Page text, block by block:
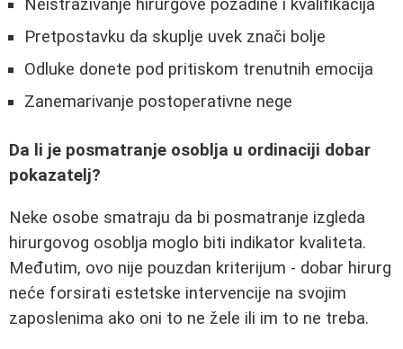
Neistraživanje hirurgove pozadine i kvalifikacija
Pretpostavku da skuplje uvek znači bolje
Odluke donete pod pritiskom trenutnih emocija
Zanemarivanje postoperativne nege
Da li je posmatranje osoblja u ordinaciji dobar
pokazatelj?
Neke osobe smatraju da bi posmatranje izgleda
hirurgovog osoblja moglo biti indikator kvaliteta.
Međutim, ovo nije pouzdan kriterijum - dobar hirurg
neće forsirati estetske intervencije na svojim
zaposlenima ako oni to ne žele ili im to ne treba.